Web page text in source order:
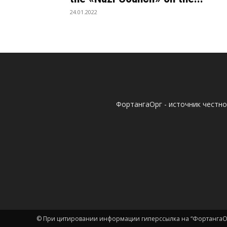
24.01.2022
ФортангаОрг - источник
© При цитировании информации гиперссылка на